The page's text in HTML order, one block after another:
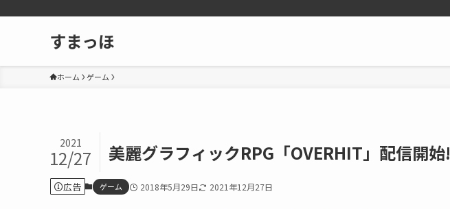
すまっほ
ホーム ゲーム
美麗グラフィックRPG「OVERHIT」配信開始!
2021
12/27
広告 ゲーム 2018年5月29日 2021年12月27日